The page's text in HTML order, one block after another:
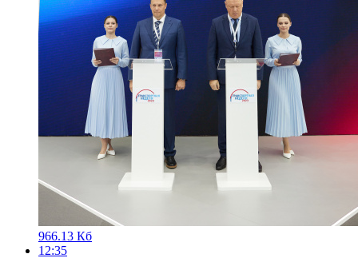
966.13 Кб
12:35